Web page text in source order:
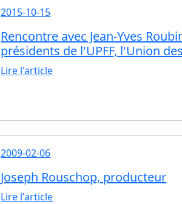
2015-10-15
Rencontre avec Jean-Yves
présidents de l'UPFF, l'Union
Lire l'article
2009-02-06
Joseph Rouschop, producteur
Lire l'article